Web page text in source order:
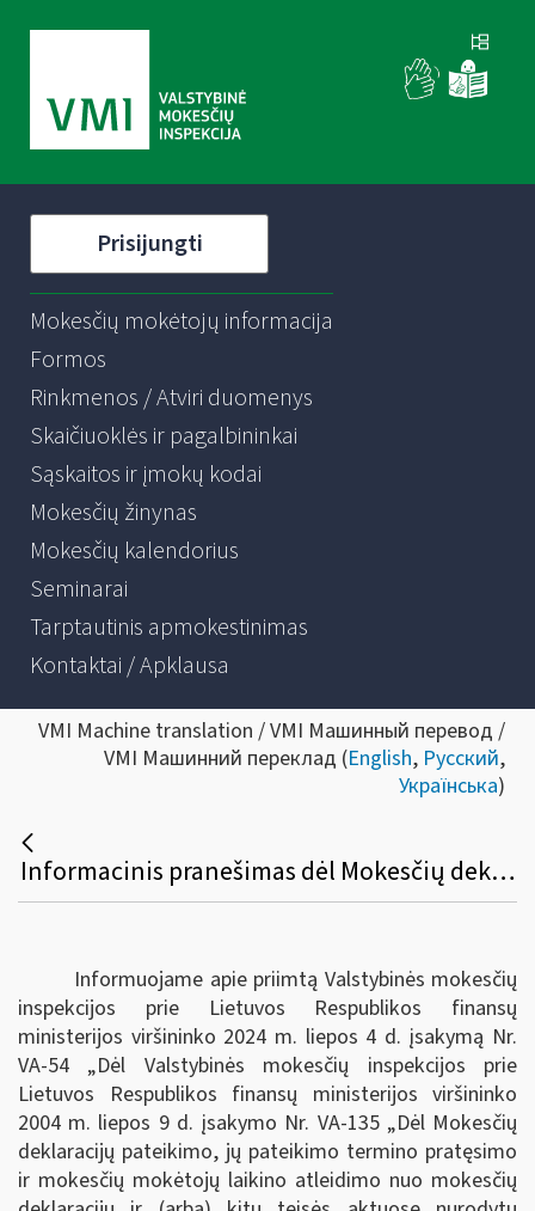
Prisijungti
Mokesčių mokėtojų informacija
Formos
Rinkmenos / Atviri duomenys
Skaičiuoklės ir pagalbininkai
Sąskaitos ir įmokų kodai
Mokesčių žinynas
Mokesčių kalendorius
Seminarai
Tarptautinis apmokestinimas
Kontaktai / Apklausa
VMI Machine translation / VMI Машинный перевод /
VMI Машинний переклад (English, Русский,
Українська)
Informacinis pranešimas dėl Mokesčių deklaracijų pateikimo, jų pateikimo termino pratęsimo ir mokesčių mokėtojų laikino atleidimo nuo mokesčių deklaracijų ir (arba) kitų teisės aktuose nurodytų dokumentų pateikimo taisyklių pakeitimo
Informuojame apie priimtą Valstybinės mokesčių
inspekcijos prie Lietuvos Respublikos finansų
ministerijos viršininko 2024 m. liepos 4 d. įsakymą Nr.
VA-54 „Dėl Valstybinės mokesčių inspekcijos prie
Lietuvos Respublikos finansų ministerijos viršininko
2004 m. liepos 9 d. įsakymo Nr. VA-135 „Dėl Mokesčių
deklaracijų pateikimo, jų pateikimo termino pratęsimo
ir mokesčių mokėtojų laikino atleidimo nuo mokesčių